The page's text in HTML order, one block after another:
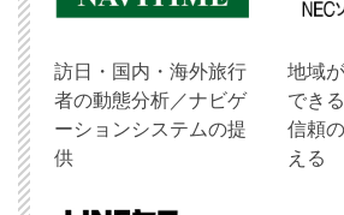
訪日・国内・海外旅行
者の動態分析／ナビゲ
ーションシステムの提
供
地域
でき
信頼
える